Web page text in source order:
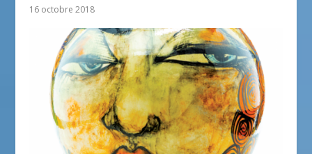
16 octobre 2018